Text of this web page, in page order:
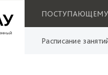
ПОСТУПАЮЩЕМУ
Расписание